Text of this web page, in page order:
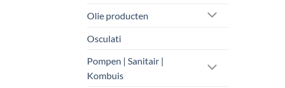
Olie producten
Osculati
Pompen | Sanitair |
Kombuis